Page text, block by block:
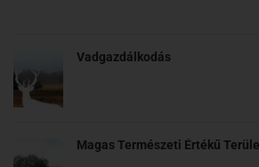
Vadgazdálkodás
Magas Természeti Értékű